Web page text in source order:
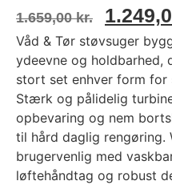
1.659,00kr.
Våd & Tør støvsuger
ydeevne og holdbarhed,
stort set enhver form for
Stærk og pålidelig
opbevaring og nem
til hård daglig rengøring.
brugervenlig med
løftehåndtag og robust